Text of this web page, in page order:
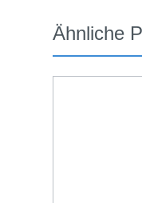
Produktgalerie
Ähnliche